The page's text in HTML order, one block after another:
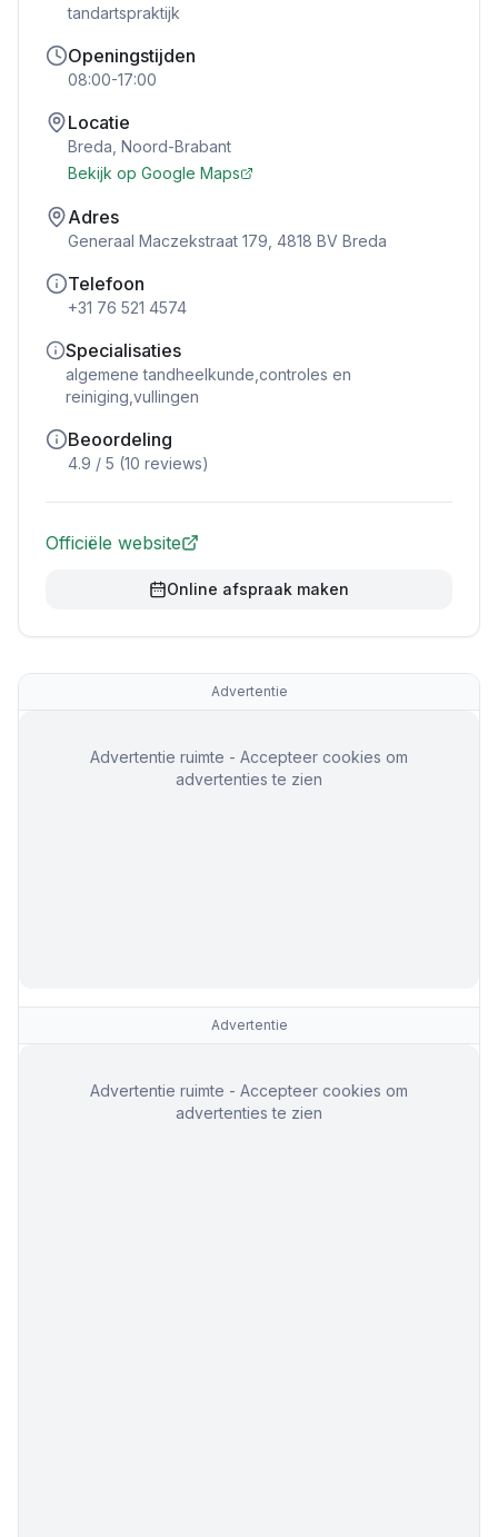
tandartspraktijk
Openingstijden
08:00-17:00
Locatie
Breda Noord-Brabant
Bekijk op Google Maps
Adres
Generaal Maczekstraat 179, 4818 BV Breda
Telefoon
+31 76 521 4574
Specialisaties
algemene tandheelkunde,controles en
reiniging,vullingen
Beoordeling
4.9 / 5 (10 reviews)
Officiële website
Online afspraak maken
Advertentie
Advertentie ruimte - Accepteer cookies om
advertenties te zien
Advertentie
Advertentie ruimte - Accepteer cookies om
advertenties te zien